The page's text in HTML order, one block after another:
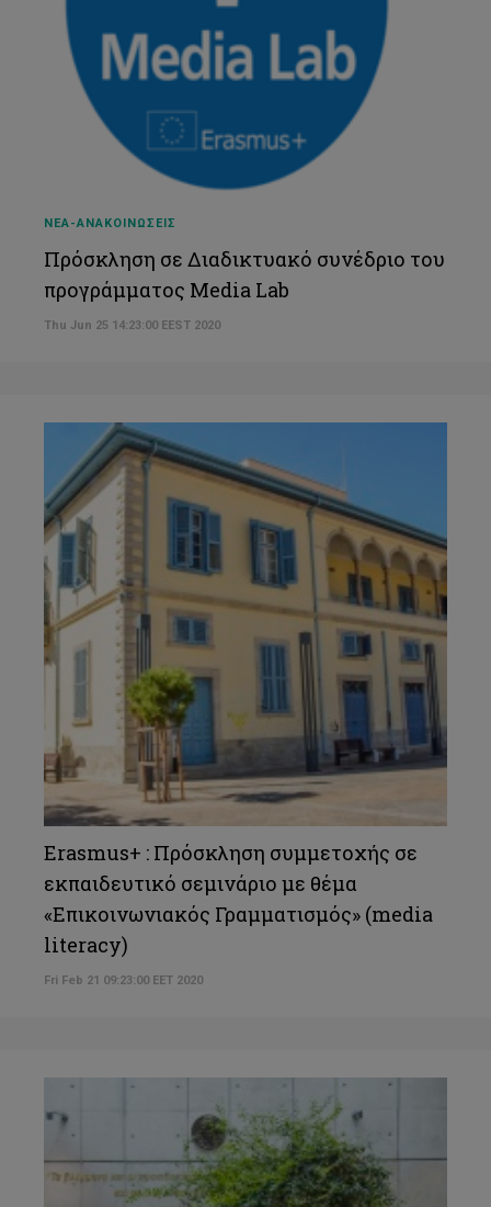
ΝΕΑ-ΑΝΑΚΟΙΝΩΣΕΙΣ
Πρόσκληση σε Διαδικτυακό συνέδριο του
προγράμματος Media Lab
Thu Jun 25 14:23:00 EEST 2020
Erasmus+ : Πρόσκληση συμμετοχής σε
εκπαιδευτικό σεμινάριο με θέμα
«Επικοινωνιακός Γραμματισμός» (media
literacy)
Fri Feb 21 09:23:00 EET 2020